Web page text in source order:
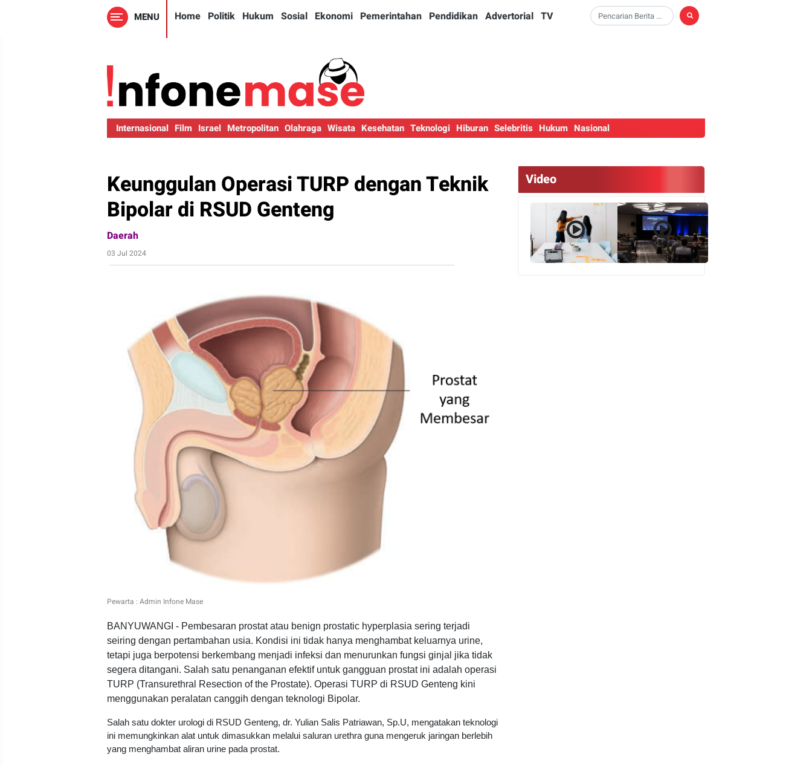
MENU Home Politik Hukum Sosial Ekonomi Pemerintahan Pendidikan Advertorial TV
Internasional Film Israel Metropolitan Olahraga Wisata Kesehatan Teknologi Hiburan Selebritis Hukum Nasional
Keunggulan Operasi TURP dengan Teknik
Bipolar di RSUD Genteng
Daerah
03 Jul 2024
Pewarta : Admin Infone Mase
BANYUWANGI - Pembesaran prostat atau benign prostatic hyperplasia sering terjadi
seiring dengan pertambahan usia. Kondisi ini tidak hanya menghambat keluarnya urine,
tetapi juga berpotensi berkembang menjadi infeksi dan menurunkan fungsi ginjal jika tidak
segera ditangani. Salah satu penanganan efektif untuk gangguan prostat ini adalah operasi
TURP (Transurethral Resection of the Prostate). Operasi TURP di RSUD Genteng kini
menggunakan peralatan canggih dengan teknologi Bipolar.
Salah satu dokter urologi di RSUD Genteng, dr. Yulian Salis Patriawan, Sp.U, mengatakan teknologi
ini memungkinkan alat untuk dimasukkan melalui saluran urethra guna mengeruk jaringan berlebih
yang menghambat aliran urine pada prostat.
Video